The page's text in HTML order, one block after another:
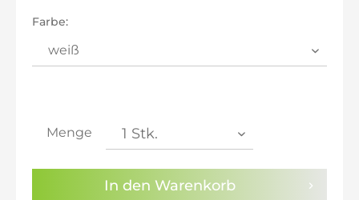
inkl. 21% MwSt.: 263,35 €
Farbe:
Menge
In den Warenkorb